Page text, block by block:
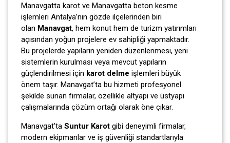
Manavgatta karot ve Manavgatta beton kesme
işlemleri Antalya’nın gözde ilçelerinden biri
olan Manavgat, hem konut hem de turizm yatırımları
açısından yoğun projelere ev sahipliği yapmaktadır.
Bu projelerde yapıların yeniden düzenlenmesi, yeni
sistemlerin kurulması veya mevcut yapıların
güçlendirilmesi için karot delme işlemleri büyük
önem taşır. Manavgat’ta bu hizmeti profesyonel
şekilde sunan firmalar, özellikle altyapı ve üstyapı
çalışmalarında çözüm ortağı olarak öne çıkar.
Manavgat’ta Suntur Karot gibi deneyimli firmalar,
modern ekipmanlar ve iş güvenliği standartlarıyla